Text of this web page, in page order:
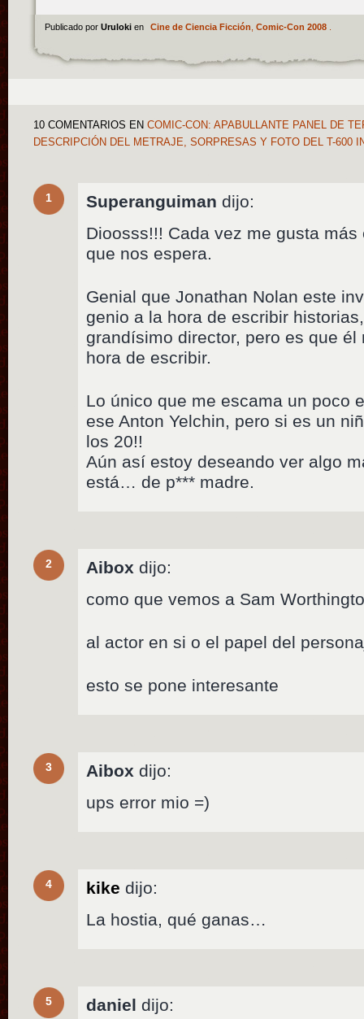
Publicado por Uruloki en Cine de Ciencia Ficción Comic-Con 2008.
10 COMENTARIOS EN COMIC-CON: APABULLANTE PANEL DE
DESCRIPCIÓN DEL METRAJE, SORPRESAS Y FOTO DEL T-600
1 Superanguiman dijo:
Dioosss!!! Cada vez me gusta
que nos espera.
Genial que Jonathan Nolan este
genio a la hora de escribir
grandísimo director, pero es que
hora de escribir.
Lo único que me escama un poco
ese Anton Yelchin, pero si es un
los 20!!
Aún así estoy deseando ver algo
está… de p*** madre.
2 Aibox dijo:
como que vemos a Sam
al actor en si o el papel del
esto se pone interesante
3 Aibox dijo:
ups error mio =)
4 kike dijo:
La hostia, qué ganas…
5 daniel dijo: